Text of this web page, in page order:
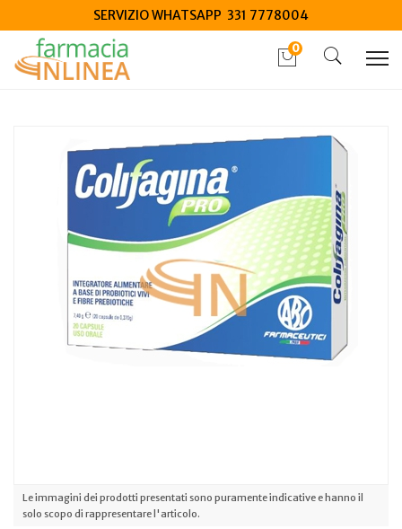
SERVIZIO WHATSAPP 331 7778004
0
Le immagini dei prodotti presentati sono puramente indicative e hanno il
solo scopo di rappresentare l'articolo.